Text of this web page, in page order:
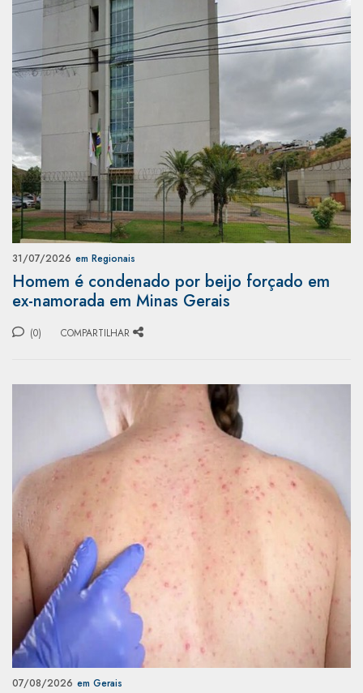
31/07/2026 em Regionais
Homem é condenado por beijo forçado em
ex-namorada em Minas Gerais
(0) COMPARTILHAR
07/08/2026 em Gerais